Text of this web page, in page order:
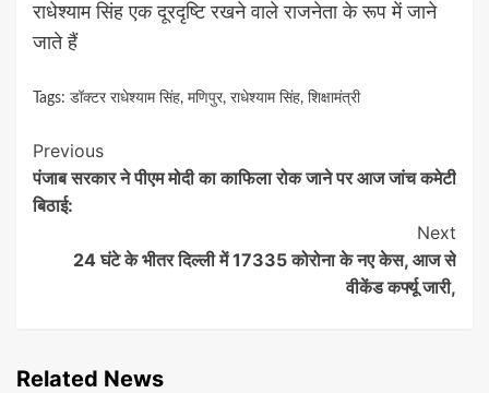
राधेश्याम सिंह एक दूरदृष्टि रखने वाले राजनेता के रूप में जाने
जाते हैं
Tags: डॉक्टर राधेश्याम सिंह, मणिपुर, राधेश्याम सिंह, शिक्षामंत्री
Continue
Reading
Previous
पंजाब सरकार ने पीएम मोदी का काफिला रोक जाने पर आज जांच कमेटी
बिठाई:
Next
24 घंटे के भीतर दिल्ली में 17335 कोरोना के नए केस, आज से
वीकेंड कर्फ्यू जारी,
Related News